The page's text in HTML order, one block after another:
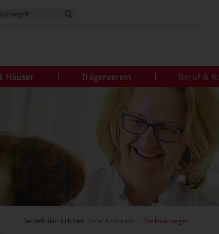
Häuser Trägerverein Beruf &
Sie befinden sich hier: Beruf & Karriere Stellenanzeigen